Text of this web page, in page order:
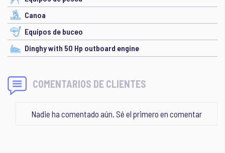
Canoa
Equipos de buceo
Dinghy with 50 Hp outboard engine
COMENTARIOS DE CLIENTES
Nadie ha comentado aún. Sé el primero en comentar